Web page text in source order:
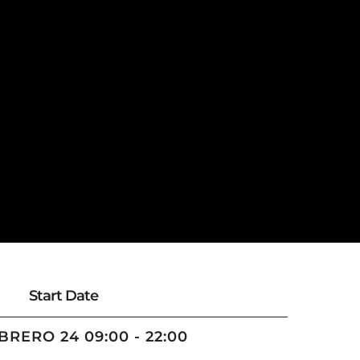
Start Date
24 09:00 - 22:00